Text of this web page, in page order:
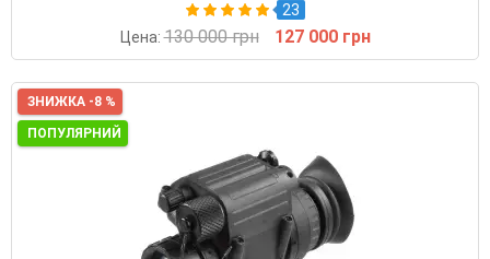
23
Цена:130 000 грн 127 000 грн
ЗНИЖКА -8 %
ПОПУЛЯРНИЙ